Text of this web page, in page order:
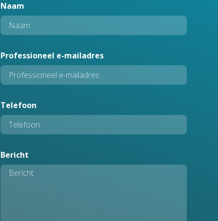
a
m
P
r
o
e
s
o
n
Naam
Professioneel e-mailadres
Telefoon
Bericht